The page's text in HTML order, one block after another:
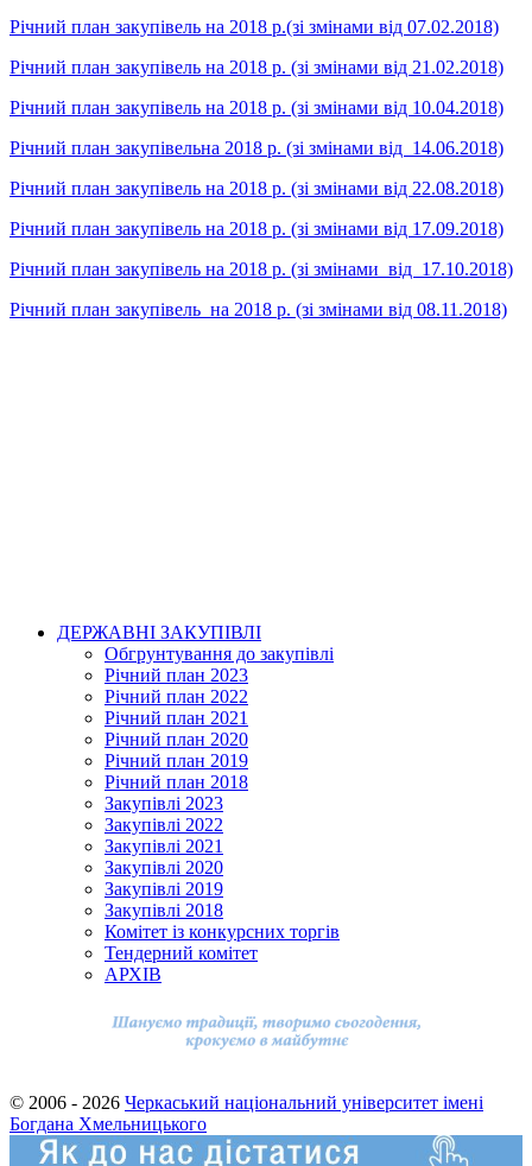
Річний план закупівель на 2018 р.(зі змінами від 07.02.2018)
Річний план закупівель на 2018 р. (зі змінами від 21.02.2018)
Річний план закупівель на 2018 р. (зі змінами від 10.04.2018)
Річний план закупівельна 2018 р. (зі змінами від 14.06.2018)
Річний план закупівель на 2018 р. (зі змінами від 22.08.2018)
Річний план закупівель на 2018 р. (зі змінами від 17.09.2018)
Річний план закупівель на 2018 р. (зі змінами від 17.10.2018)
Річний план закупівель на 2018 р. (зі змінами від 08.11.2018)
ДЕРЖАВНІ ЗАКУПІВЛІ
Обгрунтування до закупівлі
Річний план 2023
Річний план 2022
Річний план 2021
Річний план 2020
Річний план 2019
Річний план 2018
Закупівлі 2023
Закупівлі 2022
Закупівлі 2021
Закупівлі 2020
Закупівлі 2019
Закупівлі 2018
Комітет із конкурсних торгів
Тендерний комітет
АРХІВ
© 2006 - 2026 Черкаський національний університет імені
Богдана Хмельницького